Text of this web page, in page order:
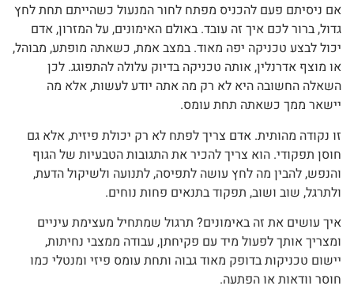
אם ניסיתם פעם להכניס מפתח לחור המנעול כשהייתם תחת לחץ
גדול, ברור לכם איך זה עובד. באולם האימונים, על המזרון, אדם
יכול לבצע טכניקה יפה מאוד. במצב אמת, כשאתה מופתע, מבוהל,
או מוצף אדרנלין, אותה טכניקה בדיוק עלולה להתפוגג. לכן
השאלה החשובה היא לא רק מה אתה יודע לעשות, אלא מה
יישאר ממך כשאתה תחת עומס.
זו נקודה מהותית. אדם צריך לפתח לא רק יכולת פיזית, אלא גם
חוסן תפקודי. הוא צריך להכיר את התגובות הטבעיות של הגוף
והנפש, להבין מה לחץ עושה לתפיסה, לתנועה ולשיקול הדעת,
ולתרגל, שוב ושוב, תפקוד בתנאים פחות נוחים.
איך עושים את זה באימונים? תרגול שמתחיל מעצימת עיניים
ומצריך אותך לפעול מיד עם פקיחתן, עבודה ממצבי נחיתות,
יישום טכניקות בדופק מאוד גבוה ותחת עומס פיזי ומנטלי כמו
חוסר וודאות או הפתעה.